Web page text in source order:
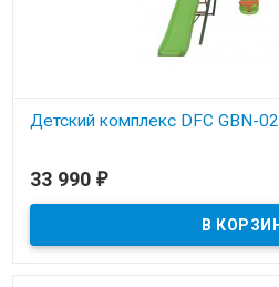
Детский комплекс DFC GBN-02
33 990 ₽